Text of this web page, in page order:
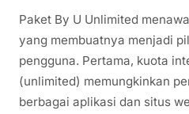
Paket By U Unlimited
yang membuatnya menjadi
pengguna. Pertama, kuota
(unlimited) memungkinkan
berbagai aplikasi dan situs